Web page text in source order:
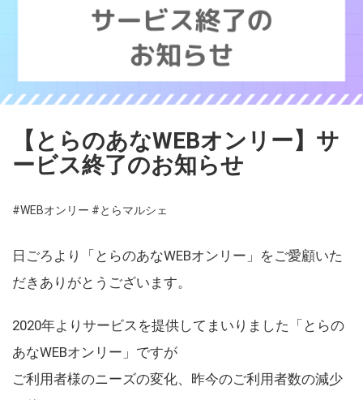
【とらのあなWEBオンリー】サ
ービス終了のお知らせ
#WEBオンリー #とらマルシェ
日ごろより「とらのあなWEBオンリー」をご愛顧いた
だきありがとうございます。
2020年よりサービスを提供してまいりました「とらの
あなWEBオンリー」ですが
ご利用者様のニーズの変化、昨今のご利用者数の減少